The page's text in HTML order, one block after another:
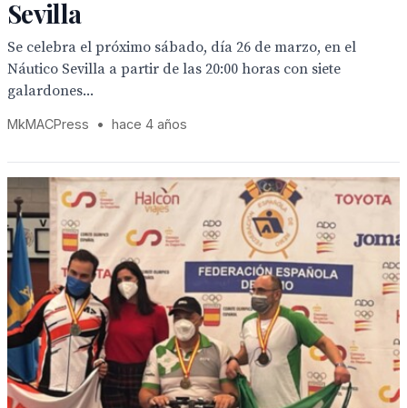
Sevilla
Se celebra el próximo sábado, día 26 de marzo, en el
Náutico Sevilla a partir de las 20:00 horas con siete
galardones...
MkMACPress • hace 4 años